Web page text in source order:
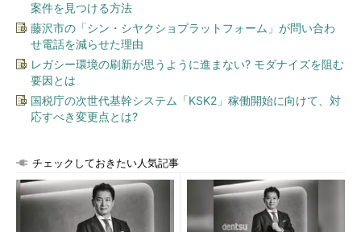
案件を見つける方法
藤沢市の「シン・シヤクショプラットフォーム」が問い合わ
せ電話を減らせた理由
レガシー環境の刷新が思うように進まない? モダナイズを阻む
要因とは
国税庁の次世代基幹システム「KSK2」稼働開始に向けて、対
応すべき変更点とは?
チェックしておきたい人気記事